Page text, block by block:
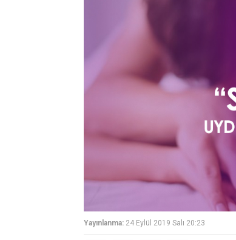
Yayınlanma: 24 Eylül 2019 Salı 20:23